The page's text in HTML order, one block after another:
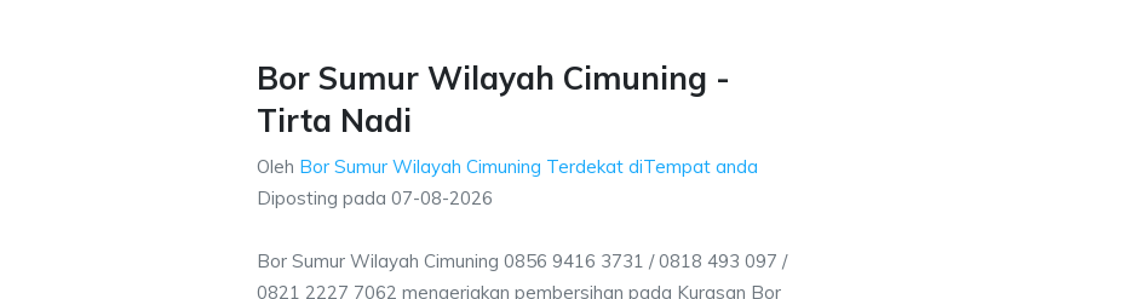
Bor Sumur Wilayah Cimuning -
Tirta Nadi
Oleh Bor Sumur Wilayah Cimuning Terdekat diTempat anda
Diposting pada 07-08-2026
Bor Sumur Wilayah Cimuning 0856 9416 3731 / 0818 493 097 /
0821 2227 7062 mengerjakan pembersihan pada Kurasan Bor